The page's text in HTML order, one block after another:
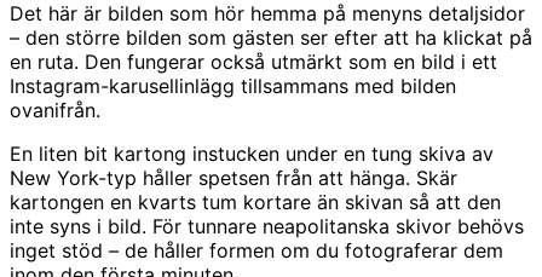
Det här är bilden som hör hemma på menyns detaljsidor
– den större bilden som gästen ser efter att ha klickat på
en ruta. Den fungerar också utmärkt som en bild i ett
Instagram-karusellinlägg tillsammans med bilden
ovanifrån.
En liten bit kartong instucken under en tung skiva av
New York-typ håller spetsen från att hänga. Skär
kartongen en kvarts tum kortare än skivan så att den
inte syns i bild. För tunnare neapolitanska skivor behövs
inget stöd – de håller formen om du fotograferar dem